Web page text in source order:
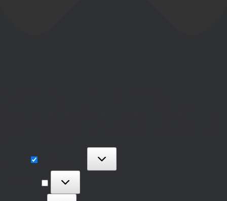
Preferencias
Estadísticas